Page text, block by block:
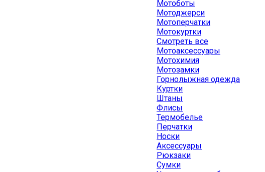
Мотоботы
Мотоджерси
Мотоперчатки
Мотокуртки
Смотреть все
Мотоаксессуары
Мотохимия
Мотозамки
Горнолыжная одежда
Куртки
Штаны
Флисы
Термобелье
Перчатки
Носки
Аксессуары
Рюкзаки
Сумки